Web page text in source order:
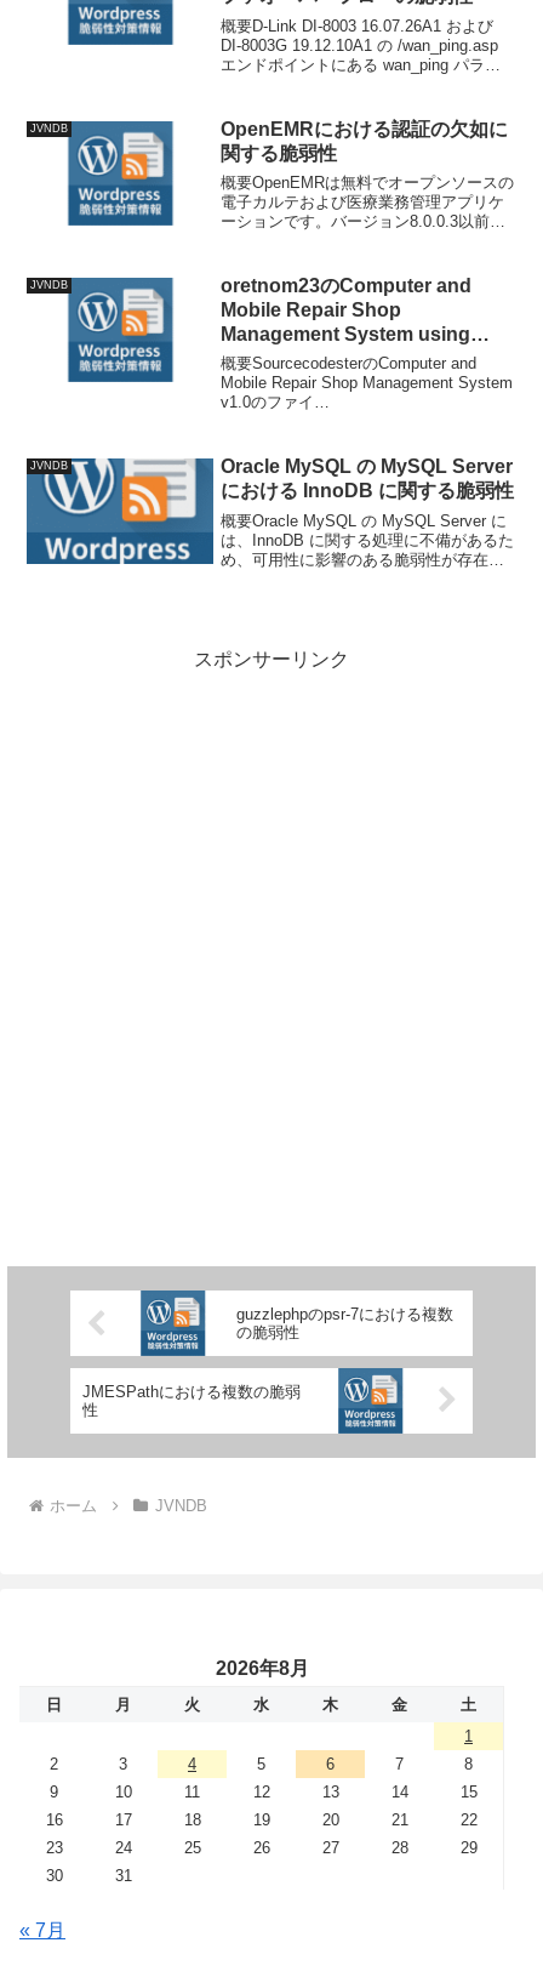
概要D-Link DI-8003 16.07.26A1 および
DI-8003G 19.12.10A1 の /wan_ping.asp
エンドポイントにある wan_ping パラメ
JVNDB
OpenEMRにおける認証の欠如に
関する脆弱性
概要OpenEMRは無料でオープンソースの
電子カルテおよび医療業務管理アプリケ
ーションです。バージョン8.0.0.3以前で
del...
JVNDB
oretnom23のComputer and
Mobile Repair Shop
Management System using
PHP/OOP Free Source Codeに
おけるSQL インジェクションの
脆弱性
概要SourcecodesterのComputer and
Mobile Repair Shop Management System
v1.0のファイ
JVNDB
Oracle MySQL の MySQL Server
における InnoDB に関する脆弱性
概要Oracle MySQL の MySQL Server に
は、InnoDB に関する処理に不備があるた
め、可用性に影響のある脆弱性が存在し
スポンサーリンク
guzzlephpのpsr-7における複数
の脆弱性
JMESPathにおける複数の脆弱
性
ホーム JVNDB
2026年8月
日 月 火 水 木 金
土
1
2
3 4 5 6 7
8
9
10 11 12 13 14
15
16
17 18 19 20 21
22
23
24 25 26 27 28
29
30
31
« 7月